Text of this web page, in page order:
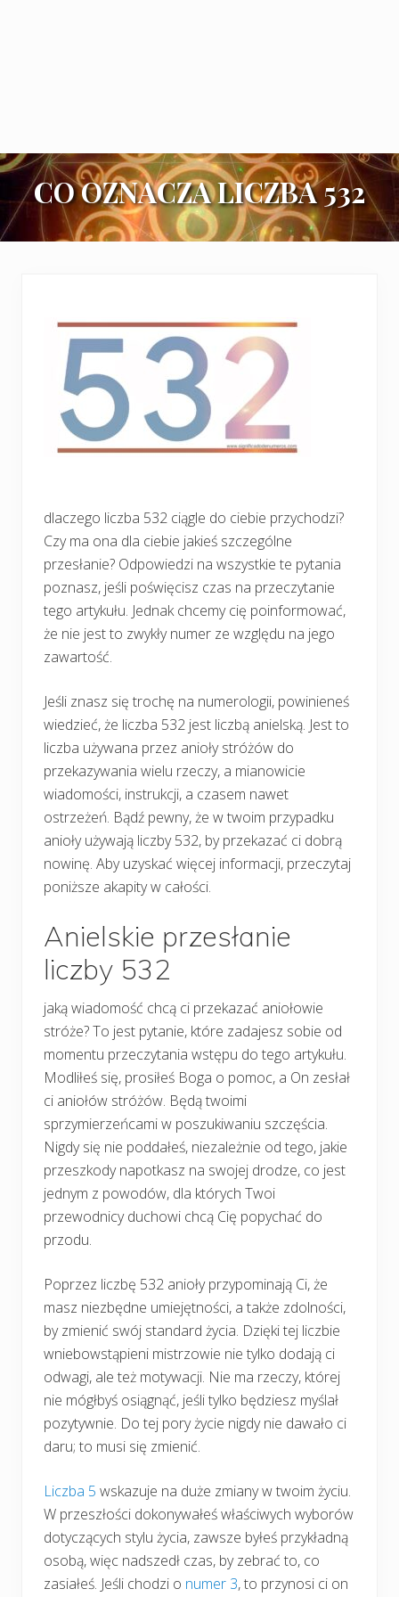
CO OZNACZA LICZBA 532
dlaczego liczba 532 ciągle do ciebie przychodzi?
Czy ma ona dla ciebie jakieś szczególne
przesłanie? Odpowiedzi na wszystkie te pytania
poznasz, jeśli poświęcisz czas na przeczytanie
tego artykułu. Jednak chcemy cię poinformować,
że nie jest to zwykły numer ze względu na jego
zawartość.
Jeśli znasz się trochę na numerologii, powinieneś
wiedzieć, że liczba 532 jest liczbą anielską. Jest to
liczba używana przez anioły stróżów do
przekazywania wielu rzeczy, a mianowicie
wiadomości, instrukcji, a czasem nawet
ostrzeżeń. Bądź pewny, że w twoim przypadku
anioły używają liczby 532, by przekazać ci dobrą
nowinę. Aby uzyskać więcej informacji, przeczytaj
poniższe akapity w całości.
Anielskie przesłanie
liczby 532
jaką wiadomość chcą ci przekazać aniołowie
stróże? To jest pytanie, które zadajesz sobie od
momentu przeczytania wstępu do tego artykułu.
Modliłeś się, prosiłeś Boga o pomoc, a On zesłał
ci aniołów stróżów. Będą twoimi
sprzymierzeńcami w poszukiwaniu szczęścia.
Nigdy się nie poddałeś, niezależnie od tego, jakie
przeszkody napotkasz na swojej drodze, co jest
jednym z powodów, dla których Twoi
przewodnicy duchowi chcą Cię popychać do
przodu.
Poprzez liczbę 532 anioły przypominają Ci, że
masz niezbędne umiejętności, a także zdolności,
by zmienić swój standard życia. Dzięki tej liczbie
wniebowstąpieni mistrzowie nie tylko dodają ci
odwagi, ale też motywacji. Nie ma rzeczy, której
nie mógłbyś osiągnąć, jeśli tylko będziesz myślał
pozytywnie. Do tej pory życie nigdy nie dawało ci
daru; to musi się zmienić.
Liczba 5 wskazuje na duże zmiany w twoim życiu.
W przeszłości dokonywałeś właściwych wyborów
dotyczących stylu życia, zawsze byłeś przykładną
osobą, więc nadszedł czas, by zebrać to, co
zasiałeś. Jeśli chodzi o numer 3, to przynosi ci on